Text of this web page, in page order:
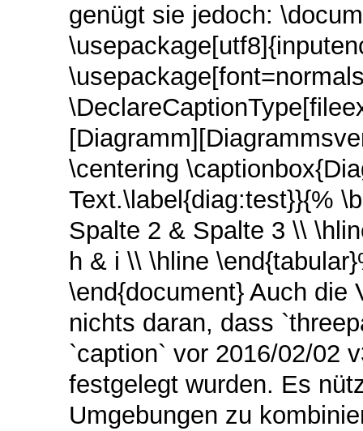
genügt sie jedoch:
\centering
Text.\label{diag:test}}{%
Spalte 2 & Spalte 3 \\
h & i \\ \hline
\end{document} Auch die
nichts daran, dass
`caption` vor 2016/02/02
festgelegt wurden. Es
Umgebungen zu